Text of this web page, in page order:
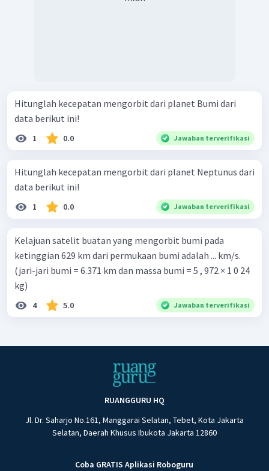
Hitunglah kecepatan mengorbit dari planet Bumi dari
data berikut ini!
1 0.0 Jawaban terverifikasi
Hitunglah kecepatan mengorbit dari planet Neptunus dari
data berikut ini!
1 0.0 Jawaban terverifikasi
Kelajuan satelit buatan yang mengorbit bumi pada
ketinggian 629 km dari permukaan bumi adalah ... km/s.
(jari-jari bumi = 6.371 km dan massa bumi = 5 , 972 × 1 0 24
kg)
4 5.0 Jawaban terverifikasi
RUANGGURU HQ
Jl. Dr. Saharjo No.161, Manggarai Selatan, Tebet, Kota Jakarta
Selatan, Daerah Khusus Ibukota Jakarta 12860
Coba GRATIS Aplikasi Roboguru